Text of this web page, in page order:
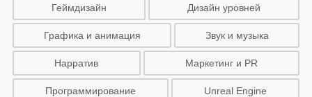
Геймдизайн Дизайн уровней
Графика и анимация Звук и музыка
Нарратив Маркетинг и PR
Программирование Unreal Engine